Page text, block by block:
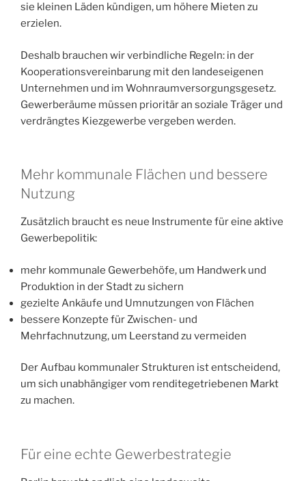
sie kleinen Läden kündigen, um höhere Mieten zu
erzielen.
Deshalb brauchen wir verbindliche Regeln: in der
Kooperationsvereinbarung mit den landeseigenen
Unternehmen und im Wohnraumversorgungsgesetz.
Gewerberäume müssen prioritär an soziale Träger und
verdrängtes Kiezgewerbe vergeben werden.
Mehr kommunale Flächen und bessere
Nutzung
Zusätzlich braucht es neue Instrumente für eine aktive
Gewerbepolitik:
mehr kommunale Gewerbehöfe, um Handwerk und
Produktion in der Stadt zu sichern
gezielte Ankäufe und Umnutzungen von Flächen
bessere Konzepte für Zwischen- und
Mehrfachnutzung, um Leerstand zu vermeiden
Der Aufbau kommunaler Strukturen ist entscheidend,
um sich unabhängiger vom renditegetriebenen Markt
zu machen.
Für eine echte Gewerbestrategie